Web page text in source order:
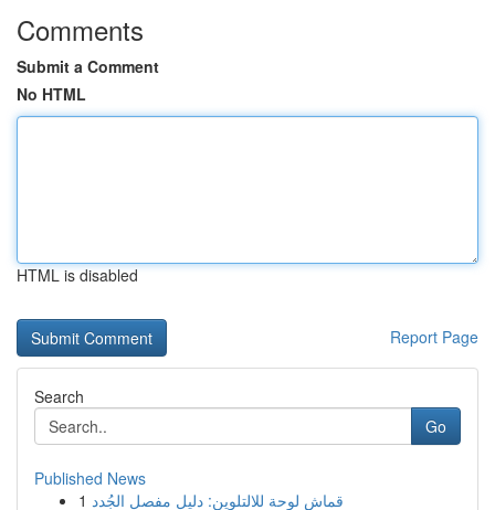
Comments
Submit a Comment
No HTML
HTML is disabled
Report Page
Search
Go
Published News
1 قماش لوحة للالتلوين: دليل مفصل الجُدد